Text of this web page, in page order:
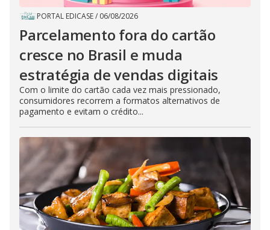
PORTAL EDICASE/ 06/08/2026
Parcelamento fora do cartão
cresce no Brasil e muda
estratégia de vendas digitais
Com o limite do cartão cada vez mais pressionado,
consumidores recorrem a formatos alternativos de
pagamento e evitam o crédito...